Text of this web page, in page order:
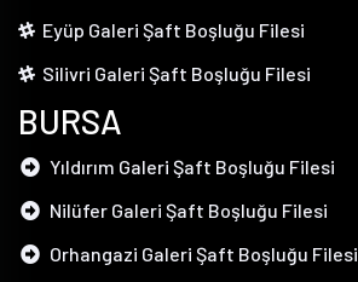
Eyüp Galeri Şaft Boşluğu Filesi
Silivri Galeri Şaft Boşluğu Filesi
BURSA
Yıldırım Galeri Şaft Boşluğu Filesi
Nilüfer Galeri Şaft Boşluğu Filesi
Orhangazi Galeri Şaft Boşluğu Filesi